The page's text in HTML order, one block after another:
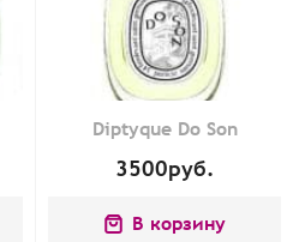
Diptyque Do Son
3500руб.
В корзину